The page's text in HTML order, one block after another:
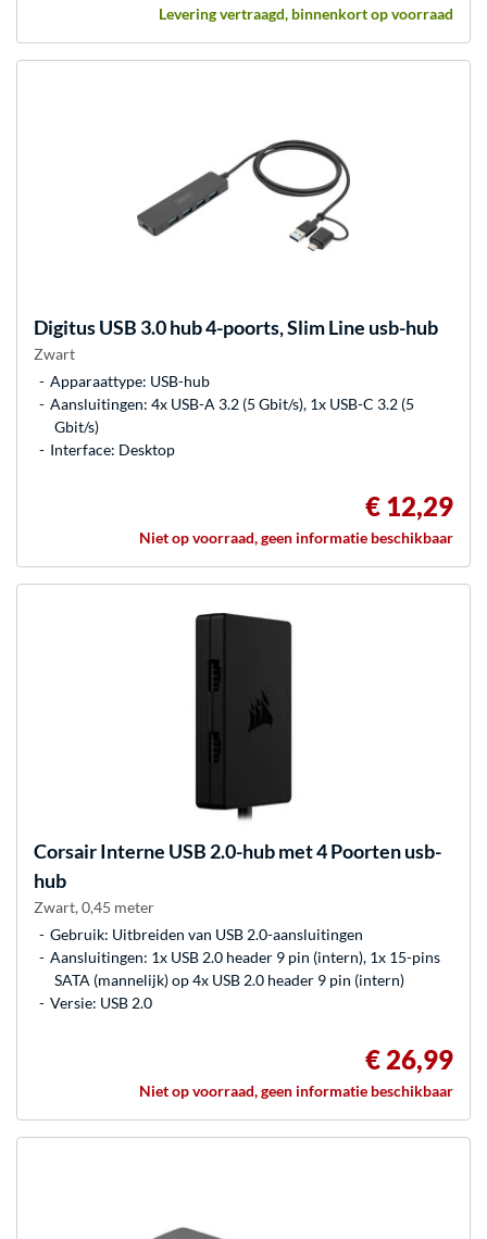
Levering vertraagd, binnenkort op voorraad
DigitusUSB 3.0 hub 4-poorts, Slim Line usb-hub
Zwart
Apparaattype: USB-hub
Aansluitingen: 4x USB-A 3.2 (5 Gbit/s), 1x USB-C 3.2 (5
Gbit/s)
Interface: Desktop
€ 12,29
Niet op voorraad, geen informatie beschikbaar
CorsairInterne USB 2.0-hub met 4 Poorten usb-
hub
Zwart, 0,45 meter
Gebruik: Uitbreiden van USB 2.0-aansluitingen
Aansluitingen: 1x USB 2.0 header 9 pin (intern), 1x 15-pins
SATA (mannelijk) op 4x USB 2.0 header 9 pin (intern)
Versie: USB 2.0
€ 26,99
Niet op voorraad, geen informatie beschikbaar